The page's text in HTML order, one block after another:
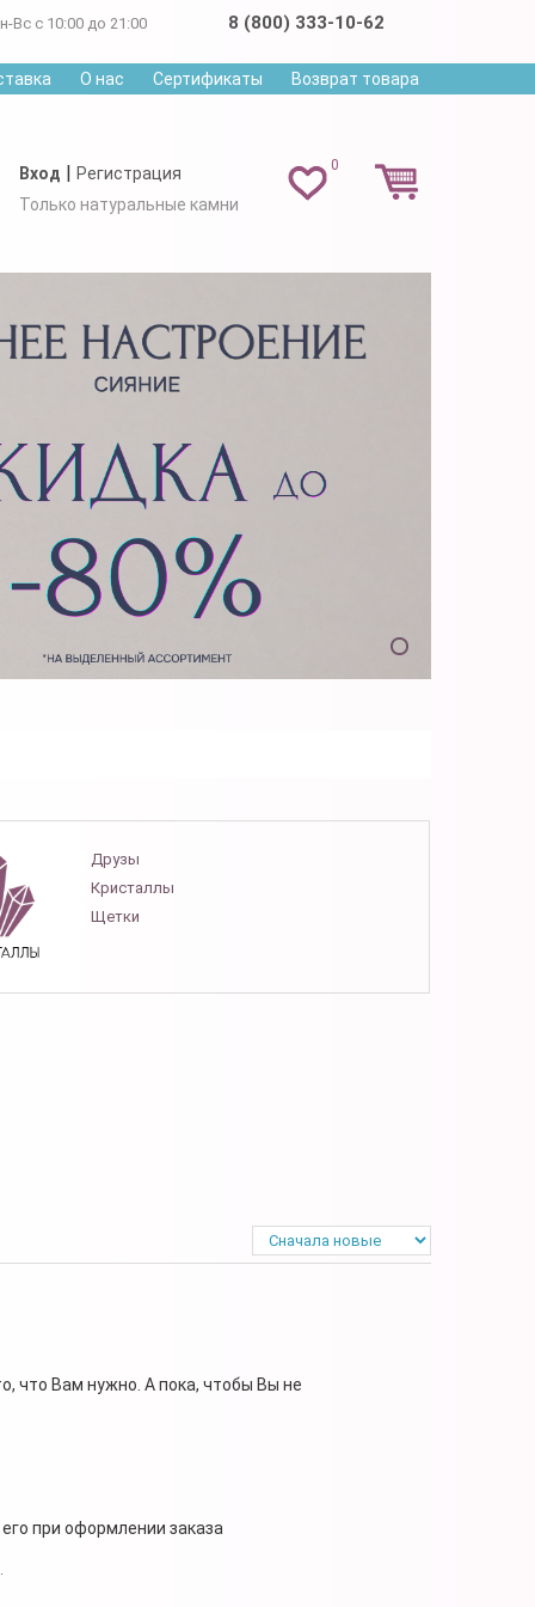
Вс с 10:00 до 21:00 8 (800) 333-10-62
О нас Сертификаты Возврат товара
0
Вход | Регистрация
Только натуральные камни
Друзы
Кристаллы
Щетки
что Вам нужно. А пока, чтобы Вы не
при оформлении заказа